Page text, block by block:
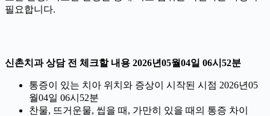
필요합니다.
신촌치과 상담 전 체크할 내용 2026년05월04일 06시52분
통증이 있는 치아 위치와 증상이 시작된 시점 2026년05
월04일 06시52분
찬물, 뜨거운물, 씹을 때, 가만히 있을 때의 통증 차이